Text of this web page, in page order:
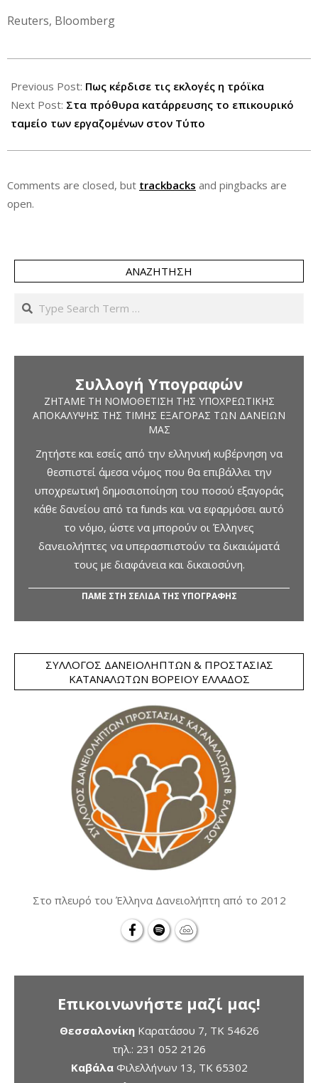
Reuters, Bloomberg
06-
19
Previous Post: Πως κέρδισε τις εκλογές η τρόϊκα
Next Post: Στα πρόθυρα κατάρρευσης το επικουρικό
ταμείο των εργαζομένων στον Τύπο
Comments are closed, but trackbacks and pingbacks are
open.
ΑΝΑΖΉΤΗΣΗ
Search
Συλλογή Υπογραφών
ΖΗΤΆΜΕ ΤΗ ΝΟΜΟΘΈΤΙΣΗ ΤΗΣ ΥΠΟΧΡΕΩΤΙΚΉΣ
ΑΠΟΚΆΛΥΨΗΣ ΤΗΣ ΤΙΜΉΣ ΕΞΑΓΟΡΆΣ ΤΩΝ ΔΑΝΕΊΩΝ
ΜΑΣ
Ζητήστε και εσείς από την ελληνική κυβέρνηση να
θεσπιστεί άμεσα νόμος που θα επιβάλλει την
υποχρεωτική δημοσιοποίηση του ποσού εξαγοράς
κάθε δανείου από τα funds και να εφαρμόσει αυτό
το νόμο, ώστε να μπορούν οι Έλληνες
δανειολήπτες να υπερασπιστούν τα δικαιώματά
τους με διαφάνεια και δικαιοσύνη.
ΠΑΜΕ ΣΤΗ ΣΕΛΙΔΑ ΤΗΣ ΥΠΟΓΡΑΦΗΣ
ΣΎΛΛΟΓΟΣ ΔΑΝΕΙΟΛΗΠΤΏΝ & ΠΡΟΣΤΑΣΊΑΣ
ΚΑΤΑΝΑΛΩΤΏΝ ΒΟΡΕΊΟΥ ΕΛΛΆΔΟΣ
Στο πλευρό του Έλληνα Δανειολήπτη από το 2012
Επικοινωνήστε μαζί μας!
ΘεσσαλονίκηΚαρατάσου 7, TK 54626
τηλ.: 231 052 2126
ΚαβάλαΦιλελλήνων 13, ΤΚ 65302